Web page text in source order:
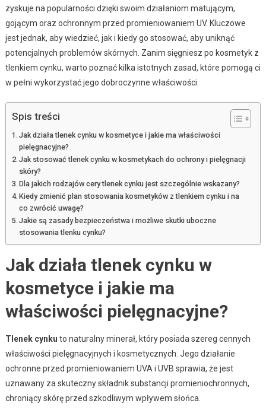
zyskuje na popularności dzięki swoim działaniom matującym,
gojącym oraz ochronnym przed promieniowaniem UV. Kluczowe
jest jednak, aby wiedzieć, jak i kiedy go stosować, aby uniknąć
potencjalnych problemów skórnych. Zanim sięgniesz po kosmetyk z
tlenkiem cynku, warto poznać kilka istotnych zasad, które pomogą ci
w pełni wykorzystać jego dobroczynne właściwości.
Spis treści
Jak działa tlenek cynku w kosmetyce i jakie ma właściwości
pielęgnacyjne?
Jak stosować tlenek cynku w kosmetykach do ochrony i pielęgnacji
skóry?
Dla jakich rodzajów cery tlenek cynku jest szczególnie wskazany?
Kiedy zmienić plan stosowania kosmetyków z tlenkiem cynku i na
co zwrócić uwagę?
Jakie są zasady bezpieczeństwa i możliwe skutki uboczne
stosowania tlenku cynku?
Jak działa tlenek cynku w
kosmetyce i jakie ma
właściwości pielęgnacyjne?
Tlenek cynku to naturalny minerał, który posiada szereg cennych
właściwości pielęgnacyjnych i kosmetycznych. Jego działanie
ochronne przed promieniowaniem UVA i UVB sprawia, że jest
uznawany za skuteczny składnik substancji promieniochronnych,
chroniący skórę przed szkodliwym wpływem słońca.